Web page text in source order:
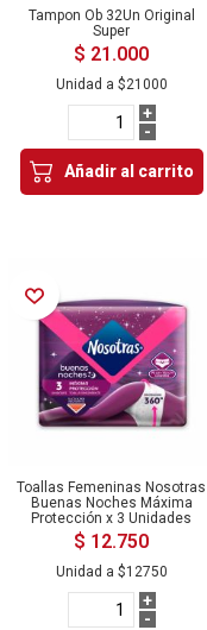
Tampon Ob 32Un Original
Super
$ 21.000
Unidad a $21000
+
-
Añadir al carrito
Añadir a la Lista de Deseos
Toallas Femeninas Nosotras
Buenas Noches Máxima
Protección x 3 Unidades
$ 12.750
Unidad a $12750
+
-